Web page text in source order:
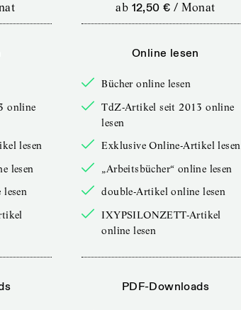
online
lesen
lesen
ab 12,50 € / Monat
Online lesen
Bücher online lesen
TdZ-Artikel seit 2013 online
lesen
Exklusive Online-Artikel lesen
„Arbeitsbücher“ online lesen
double-Artikel online lesen
IXYPSILONZETT-Artikel
online lesen
PDF-Downloads